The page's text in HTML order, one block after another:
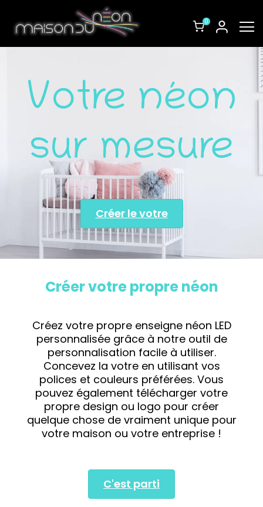
0
Votre néon
sur mesure
Créer le votre
Créer votre propre néon
Créez votre propre enseigne néon LED
personnalisée grâce à notre outil de
personnalisation facile à utiliser.
Concevez la votre en utilisant vos
polices et couleurs préférées. Vous
pouvez également télécharger votre
propre design ou logo pour créer
quelque chose de vraiment unique pour
votre maison ou votre entreprise !
C'est parti